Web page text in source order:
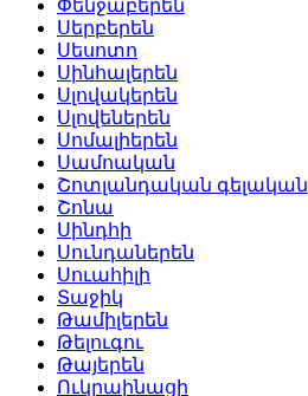
Փենջաբերեն
Սերբերեն
Սեսոտո
Սինհալերեն
Սլովակերեն
Սլովեներեն
Սոմալիերեն
Սամոական
Շոտլանդական գելական
Շոնա
Սինդհի
Սունդաներեն
Սուահիլի
Տաջիկ
Թամիլերեն
Թելուգու
Թայերեն
Ուկրաինացի